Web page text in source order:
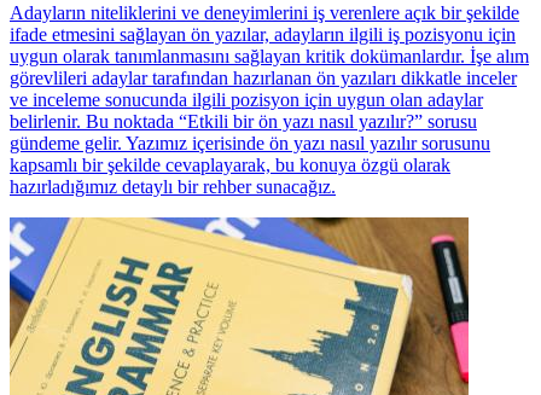
Adayların niteliklerini ve deneyimlerini iş verenlere açık bir şekilde
ifade etmesini sağlayan ön yazılar, adayların ilgili iş pozisyonu için
uygun olarak tanımlanmasını sağlayan kritik dokümanlardır. İşe alım
görevlileri adaylar tarafından hazırlanan ön yazıları dikkatle inceler
ve inceleme sonucunda ilgili pozisyon için uygun olan adaylar
belirlenir. Bu noktada “Etkili bir ön yazı nasıl yazılır?” sorusu
gündeme gelir. Yazımız içerisinde ön yazı nasıl yazılır sorusunu
kapsamlı bir şekilde cevaplayarak, bu konuya özgü olarak
hazırladığımız detaylı bir rehber sunacağız.